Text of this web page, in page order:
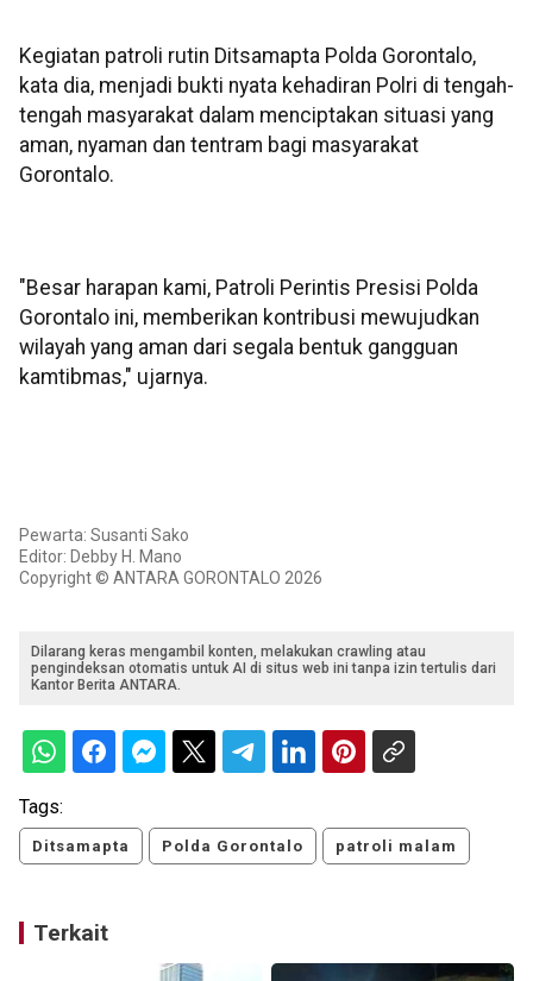
Kegiatan patroli rutin Ditsamapta Polda Gorontalo,
kata dia, menjadi bukti nyata kehadiran Polri di tengah-
tengah masyarakat dalam menciptakan situasi yang
aman, nyaman dan tentram bagi masyarakat
Gorontalo.
"Besar harapan kami, Patroli Perintis Presisi Polda
Gorontalo ini, memberikan kontribusi mewujudkan
wilayah yang aman dari segala bentuk gangguan
kamtibmas," ujarnya.
Pewarta: Susanti Sako
Editor: Debby H. Mano
Copyright © ANTARA GORONTALO 2026
Dilarang keras mengambil konten, melakukan crawling atau
pengindeksan otomatis untuk AI di situs web ini tanpa izin tertulis dari
Kantor Berita ANTARA.
Tags:
Ditsamapta Polda Gorontalo patroli malam
Terkait